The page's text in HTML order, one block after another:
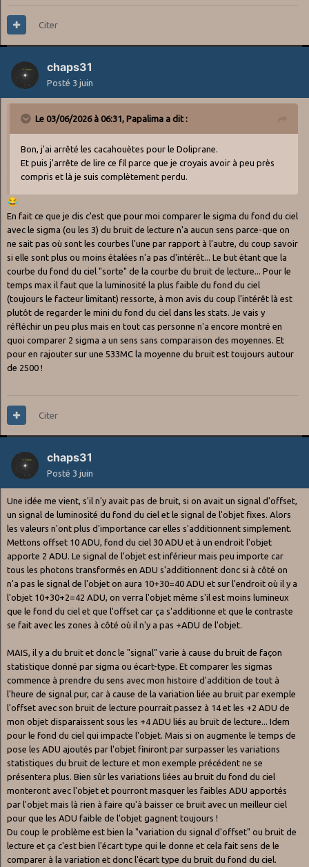
Citer
chaps31
Posté 3 juin
Le 03/06/2026 à 06:31, Papalima a dit :
Bon, j'ai arrêté les cacahouètes pour le Doliprane.
Et puis j'arrête de lire ce fil parce que je croyais avoir à peu près
compris et là je suis complètement perdu.
😂
En fait ce que je dis c'est que pour moi comparer le sigma du fond du ciel
avec le sigma (ou les 3) du bruit de lecture n'a aucun sens parce-que on
ne sait pas où sont les courbes l'une par rapport à l'autre, du coup savoir
si elle sont plus ou moins étalées n'a pas d'intérêt... Le but étant que la
courbe du fond du ciel "sorte" de la courbe du bruit de lecture... Pour le
temps max il faut que la luminosité la plus faible du fond du ciel
(toujours le facteur limitant) ressorte, à mon avis du coup l'intérêt là est
plutôt de regarder le mini du fond du ciel dans les stats. Je vais y
réfléchir un peu plus mais en tout cas personne n'a encore montré en
quoi comparer 2 sigma a un sens sans comparaison des moyennes. Et
pour en rajouter sur une 533MC la moyenne du bruit est toujours autour
de 2500 !
Citer
chaps31
Posté 3 juin
Une idée me vient, s'il n'y avait pas de bruit, si on avait un signal d'offset,
un signal de luminosité du fond du ciel et le signal de l'objet fixes. Alors
les valeurs n'ont plus d'importance car elles s'additionnent simplement.
Mettons offset 10 ADU, fond du ciel 30 ADU et à un endroit l'objet
apporte 2 ADU. Le signal de l'objet est inférieur mais peu importe car
tous les photons transformés en ADU s'additionnent donc si à côté on
n'a pas le signal de l'objet on aura 10+30=40 ADU et sur l'endroit où il y a
l'objet 10+30+2=42 ADU, on verra l'objet même s'il est moins lumineux
que le fond du ciel et que l'offset car ça s'additionne et que le contraste
se fait avec les zones à côté où il n'y a pas +ADU de l'objet.
MAIS, il y a du bruit et donc le "signal" varie à cause du bruit de façon
statistique donné par sigma ou écart-type. Et comparer les sigmas
commence à prendre du sens avec mon histoire d'addition de tout à
l'heure de signal pur, car à cause de la variation liée au bruit par exemple
l'offset avec son bruit de lecture pourrait passez à 14 et les +2 ADU de
mon objet disparaissent sous les +4 ADU liés au bruit de lecture... Idem
pour le fond du ciel qui impacte l'objet. Mais si on augmente le temps de
pose les ADU ajoutés par l'objet finiront par surpasser les variations
statistiques du bruit de lecture et mon exemple précédent ne se
présentera plus. Bien sûr les variations liées au bruit du fond du ciel
monteront avec l'objet et pourront masquer les faibles ADU apportés
par l'objet mais là rien à faire qu'à baisser ce bruit avec un meilleur ciel
pour que les ADU faible de l'objet gagnent toujours !
Du coup le problème est bien la "variation du signal d'offset" ou bruit de
lecture et ça c'est bien l'écart type qui le donne et cela fait sens de le
comparer à la variation et donc l'écart type du bruit du fond du ciel.